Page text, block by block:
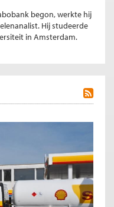
begon, werkte hij
Hij studeerde
in Amsterdam.